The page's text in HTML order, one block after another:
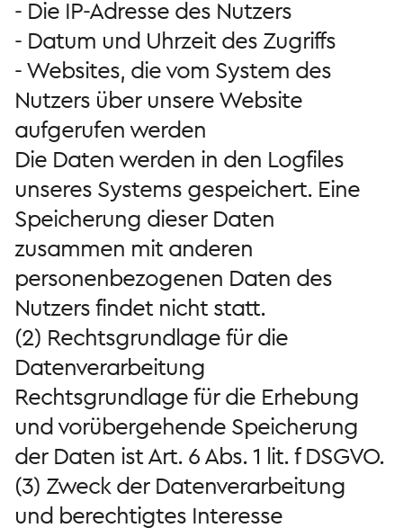
- Die IP-Adresse des Nutzers
- Datum und Uhrzeit des Zugriffs
- Websites, die vom System des
Nutzers über unsere Website
aufgerufen werden
Die Daten werden in den Logfiles
unseres Systems gespeichert. Eine
Speicherung dieser Daten
zusammen mit anderen
personenbezogenen Daten des
Nutzers findet nicht statt.
(2) Rechtsgrundlage für die
Datenverarbeitung
Rechtsgrundlage für die Erhebung
und vorübergehende Speicherung
der Daten ist Art. 6 Abs. 1 lit. f DSGVO.
(3) Zweck der Datenverarbeitung
und berechtigtes Interesse